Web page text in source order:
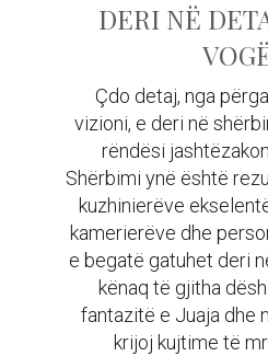
DERI NË
Çdo detaj, nga
vizioni, e deri në
rëndësi
Shërbimi ynë është
kuzhinierëve
kamerierëve dhe
e begatë gatuhet deri
kënaq të gjitha
fantazitë e Juaja dhe
krijoj kujtime të